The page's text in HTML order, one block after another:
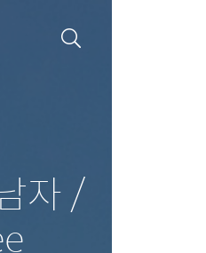
자 /